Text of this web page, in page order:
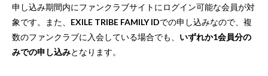
申し込み期間内にファンクラブサイトにログイン可能な会員が対
象です。また、 EXILE TRIBE FAMILY IDでの申し込みなので、複
数のファンクラブに入会している場合でも、 いずれか1会員分の
みでの申し込みとなります。